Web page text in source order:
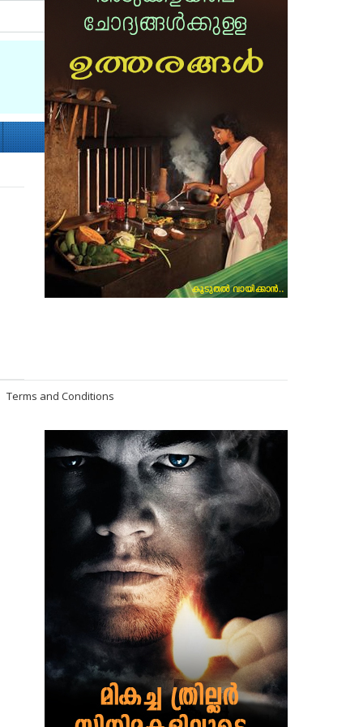
Socialize with us
Terms and Conditions